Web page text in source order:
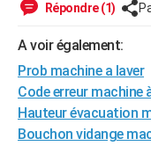
Forum
Aménagement intérieur
Extérieur
Cuisine
Salle de bains
Jardinage
Rangement
WEEK-END
Guides de France
Escapades
Patrimoine
Expositions
Musées
Week-end nature
+LIFESTYLE
Art de vivre
Bien-être
Loisirs
Mode
Modes de vie
SANTE
Alimentation
Guide de la santé
Maladies
Médicaments
Sommeil
VOYAGE
Répondre (1)
A voir également:
Prob machine a laver
Code erreur machine
Hauteur évacuation
Bouchon vidange